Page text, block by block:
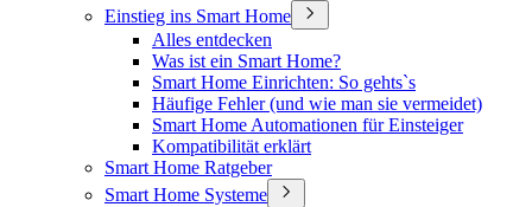
Einstieg ins Smart Home
Alles entdecken
Was ist ein Smart Home?
Smart Home Einrichten: So gehts`s
Häufige Fehler (und wie man sie vermeidet)
Smart Home Automationen für Einsteiger
Kompatibilität erklärt
Smart Home Ratgeber
Smart Home Systeme